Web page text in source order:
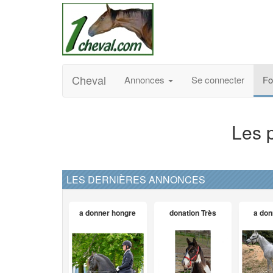
Cheval Annonces Se connecter
Les
LES DERNIÈRES ANNONCES
a donner hongre donation Très a